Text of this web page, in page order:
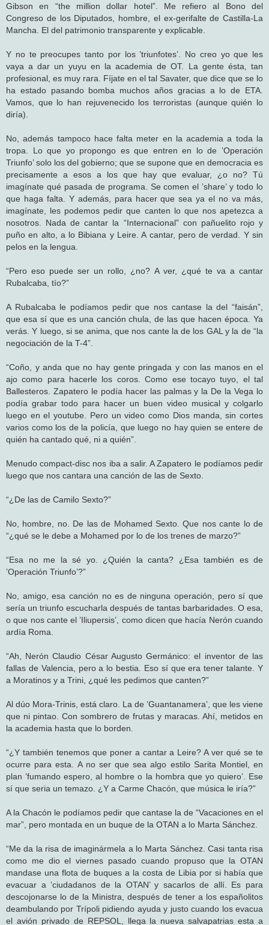
Gibson en “the million dollar hotel”. Me refiero al Bono del
Congreso de los Diputados, hombre, el ex-gerifalte de Castilla-La
Mancha. El del patrimonio transparente y explicable.
Y no te preocupes tanto por los ’triunfotes’. No creo yo que les
vaya a dar un yuyu en la academia de OT. La gente ésta, tan
profesional, es muy rara. Fíjate en el tal Savater, que dice que se lo
ha estado pasando bomba muchos años gracias a lo de ETA.
Vamos, que lo han rejuvenecido los terroristas (aunque quién lo
diría).
No, además tampoco hace falta meter en la academia a toda la
tropa. Lo que yo propongo es que entren en lo de ’Operación
Triunfo’ solo los del gobierno; que se supone que en democracia es
precisamente a esos a los que hay que evaluar, ¿o no? Tú
imagínate qué pasada de programa. Se comen el ’share’ y todo lo
que haga falta. Y además, para hacer que sea ya el no va más,
imagínate, les podemos pedir que canten lo que nos apetezca a
nosotros. Nada de cantar la “Internacional” con pañuelito rojo y
puño en alto, a lo Bibiana y Leire. A cantar, pero de verdad. Y sin
pelos en la lengua.
“Pero eso puede ser un rollo, ¿no? A ver, ¿qué te va a cantar
Rubalcaba, tío?”
A Rubalcaba le podíamos pedir que nos cantase la del “faisán”,
que esa sí que es una canción chula, de las que hacen época. Ya
verás. Y luego, si se anima, que nos cante la de los GAL y la de “la
negociación de la T-4”.
“Coño, y anda que no hay gente pringada y con las manos en el
ajo como para hacerle los coros. Como ese tocayo tuyo, el tal
Ballesteros. Zapatero le podía hacer las palmas y la De la Vega lo
podía grabar todo para hacer un buen video musical y colgarlo
luego en el youtube. Pero un video como Dios manda, sin cortes
varios como los de la policía, que luego no hay quien se entere de
quién ha cantado qué, ni a quién”.
Menudo compact-disc nos iba a salir. A Zapatero le podíamos pedir
luego que nos cantara una canción de las de Sexto.
“¿De las de Camilo Sexto?”
No, hombre, no. De las de Mohamed Sexto. Que nos cante lo de
“¿qué se le debe a Mohamed por lo de los trenes de marzo?”
“Esa no me la sé yo. ¿Quién la canta? ¿Esa también es de
’Operación Triunfo’?”
No, amigo, esa canción no es de ninguna operación, pero sí que
sería un triunfo escucharla después de tantas barbaridades. O esa,
o que nos cante el ’Iliupersis’, como dicen que hacía Nerón cuando
ardía Roma.
“Ah, Nerón Claudio César Augusto Germánico: el inventor de las
fallas de Valencia, pero a lo bestia. Eso sí que era tener talante. Y
a Moratinos y a Trini, ¿qué les pedimos que canten?”
Al dúo Mora-Trinis, está claro. La de ’Guantanamera’, que les viene
que ni pintao. Con sombrero de frutas y maracas. Ahí, metidos en
la academia hasta que lo borden.
“¿Y también tenemos que poner a cantar a Leire? A ver qué se te
ocurre para esta. A no ser que sea algo estilo Sarita Montiel, en
plan ’fumando espero, al hombre o la hombra que yo quiero’. Ese
sí que seria un temazo. ¿Y a Carme Chacón, que música le iría?”
A la Chacón le podíamos pedir que cantase la de “Vacaciones en el
mar”, pero montada en un buque de la OTAN a lo Marta Sánchez.
“Me da la risa de imaginármela a lo Marta Sánchez. Casi tanta risa
como me dio el viernes pasado cuando propuso que la OTAN
mandase una flota de buques a la costa de Libia por si había que
evacuar a ’ciudadanos de la OTAN’ y sacarlos de allí. Es para
descojonarse lo de la Ministra, después de tener a los españolitos
deambulando por Trípoli pidiendo ayuda y justo cuando los evacua
el avión privado de REPSOL, llega la nueva salvapatrias esta a